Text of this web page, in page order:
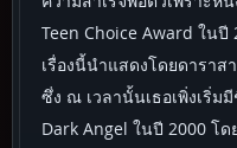
Teen Choice Award ใน
เรื่องนี้นำแสดงโดยดาราส
ซึ่ง ณ เวลานั้นเธอเพิ่งเริ่ม
Dark Angel ในปี 2000 โ